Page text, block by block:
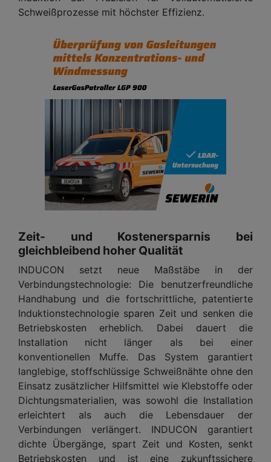
Schweißprozesse mit höchster Effizienz.
Zeit- und Kostenersparnis bei
gleichbleibend hoher Qualität
INDUCON setzt neue Maßstäbe in der
Verbindungstechnologie: Die benutzerfreundliche
Handhabung und die fortschrittliche, patentierte
Induktionstechnologie sparen Zeit und senken die
Betriebskosten erheblich. Dabei dauert die
Installation nicht länger als bei einer
konventionellen Muffe. Das System garantiert
langlebige, stoffschlüssige Schweißnähte ohne den
Einsatz zusätzlicher Hilfsmittel wie Klebstoffe oder
Dichtungsmaterialien, was sowohl die Installation
erleichtert als auch die Lebensdauer der
Verbindungen verlängert. INDUCON garantiert
dichte Übergänge, spart Zeit und Kosten, senkt
Betriebskosten und ist eine zukunftssichere